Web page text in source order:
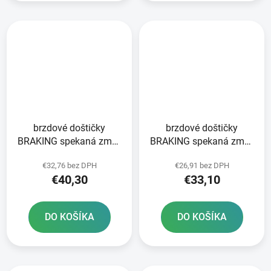
brzdové doštičky
BRAKING spekaná zmes
€32,76 bez DPH
€40,30
DO KOŠÍKA
brzdové doštičky
BRAKING spekaná zmes
€26,91 bez DPH
€33,10
DO KOŠÍKA